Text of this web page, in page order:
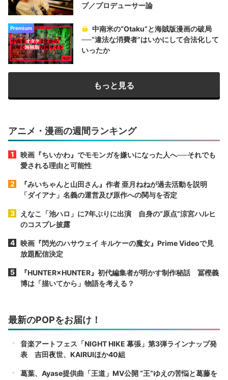
プ／プロデューサー論
Premium
中南米の“Otaku”と海賊版漫画の破局
──“違法な消費者”はいかにして合法化して
いったか
もっと見る
アニメ・漫画の週間ランキング
映画『ちいかわ』でモモンガを嫌いになった人へ──それでも
愛される理由と可能性
『みいちゃんと山田さん』作者 亜月ねねが過去活動を説明
「ダイアナ」名義の運営及び原作への関与を否定
えなこ「池ハロ」に7年ぶりに出演 自身の“原点”涼宮ハルヒ
のコスプレ披露
映画『閃光のハサウェイ キルケーの魔女』Prime Videoで見
放題配信決定
『HUNTER×HUNTER』初代編集者が明かす制作秘話 冨樫義
博は「描いてから」物語を考える？
最新のPOPをお届け！
音楽アートフェス「NIGHT HIKE 幕張」第3弾ラインナップ発
表 吉田夜世、KAIRUIほか40組
葛葉、Ayase提供曲「王道」MV公開 “王”ゆえの苦悩と葛藤を